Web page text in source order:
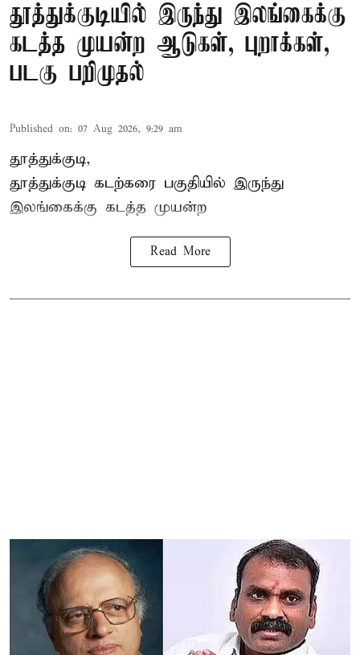
தூத்துக்குடியில் இருந்து இலங்கைக்கு
கடத்த முயன்ற ஆடுகள், புறாக்கள்,
படகு பறிமுதல்
Published on: 07 Aug 2026, 9:29 am
தூத்துக்குடி,
தூத்துக்குடி கடற்கரை பகுதியில் இருந்து
இலங்கைக்கு கடத்த முயன்ற
Read More